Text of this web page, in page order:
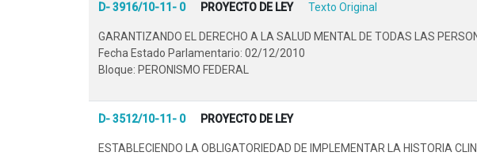
D- 3916/10-11- 0 PROYECTO DE LEY Texto Original
GARANTIZANDO EL DERECHO A LA SALUD MENTAL DE TODAS LAS
Fecha Estado Parlamentario: 02/12/2010
Bloque: PERONISMO FEDERAL
D- 3512/10-11- 0 PROYECTO DE LEY
ESTABLECIENDO LA OBLIGATORIEDAD DE IMPLEMENTAR LA HISTORIA